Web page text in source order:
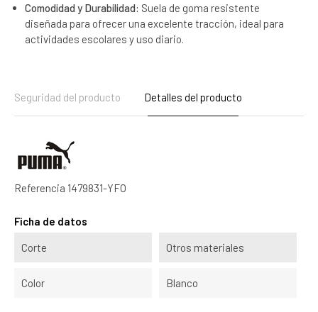
Comodidad y Durabilidad: Suela de goma resistente
diseñada para ofrecer una excelente tracción, ideal para
actividades escolares y uso diario.
Seguridad del producto Detalles del producto
Referencia 1479831-YFO
Ficha de datos
Corte Otros materiales
Color Blanco